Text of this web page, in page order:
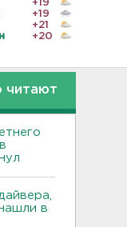
+19
+19
+21
+20
читают
в